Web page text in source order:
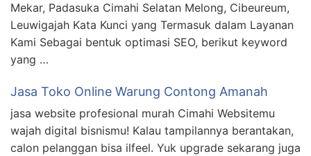
Mekar, Padasuka Cimahi Selatan Melong, Cibeureum,
Leuwigajah Kata Kunci yang Termasuk dalam Layanan
Kami Sebagai bentuk optimasi SEO, berikut keyword
yang …
Jasa Toko Online Warung Contong Amanah
jasa website profesional murah Cimahi Websitemu
wajah digital bisnismu! Kalau tampilannya berantakan,
calon pelanggan bisa ilfeel. Yuk upgrade sekarang juga